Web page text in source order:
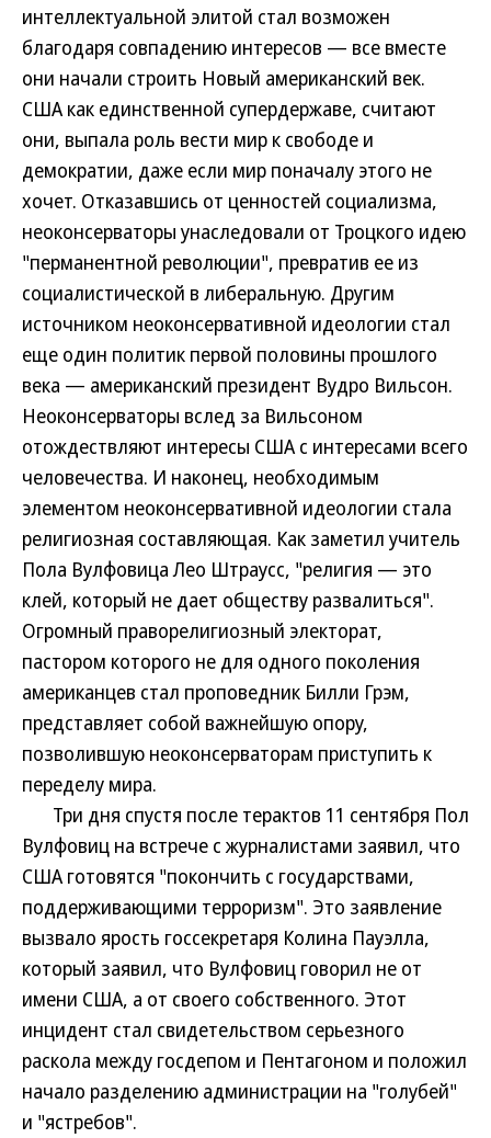
интеллектуальной элитой стал возможен
благодаря совпадению интересов — все вместе
они начали строить Новый американский век.
США как единственной супердержаве, считают
они, выпала роль вести мир к свободе и
демократии, даже если мир поначалу этого не
хочет. Отказавшись от ценностей социализма,
неоконсерваторы унаследовали от Троцкого идею
"перманентной революции", превратив ее из
социалистической в либеральную. Другим
источником неоконсервативной идеологии стал
еще один политик первой половины прошлого
века — американский президент Вудро Вильсон.
Неоконсерваторы вслед за Вильсоном
отождествляют интересы США с интересами всего
человечества. И наконец, необходимым
элементом неоконсервативной идеологии стала
религиозная составляющая. Как заметил учитель
Пола Вулфовица Лео Штраусс, "религия — это
клей, который не дает обществу развалиться".
Огромный праворелигиозный электорат,
пастором которого не для одного поколения
американцев стал проповедник Билли Грэм,
представляет собой важнейшую опору,
позволившую неоконсерваторам приступить к
переделу мира.
Три дня спустя после терактов 11 сентября Пол
Вулфовиц на встрече с журналистами заявил, что
США готовятся "покончить с государствами,
поддерживающими терроризм". Это заявление
вызвало ярость госсекретаря Колина Пауэлла,
который заявил, что Вулфовиц говорил не от
имени США, а от своего собственного. Этот
инцидент стал свидетельством серьезного
раскола между госдепом и Пентагоном и положил
начало разделению администрации на "голубей"
и "ястребов".